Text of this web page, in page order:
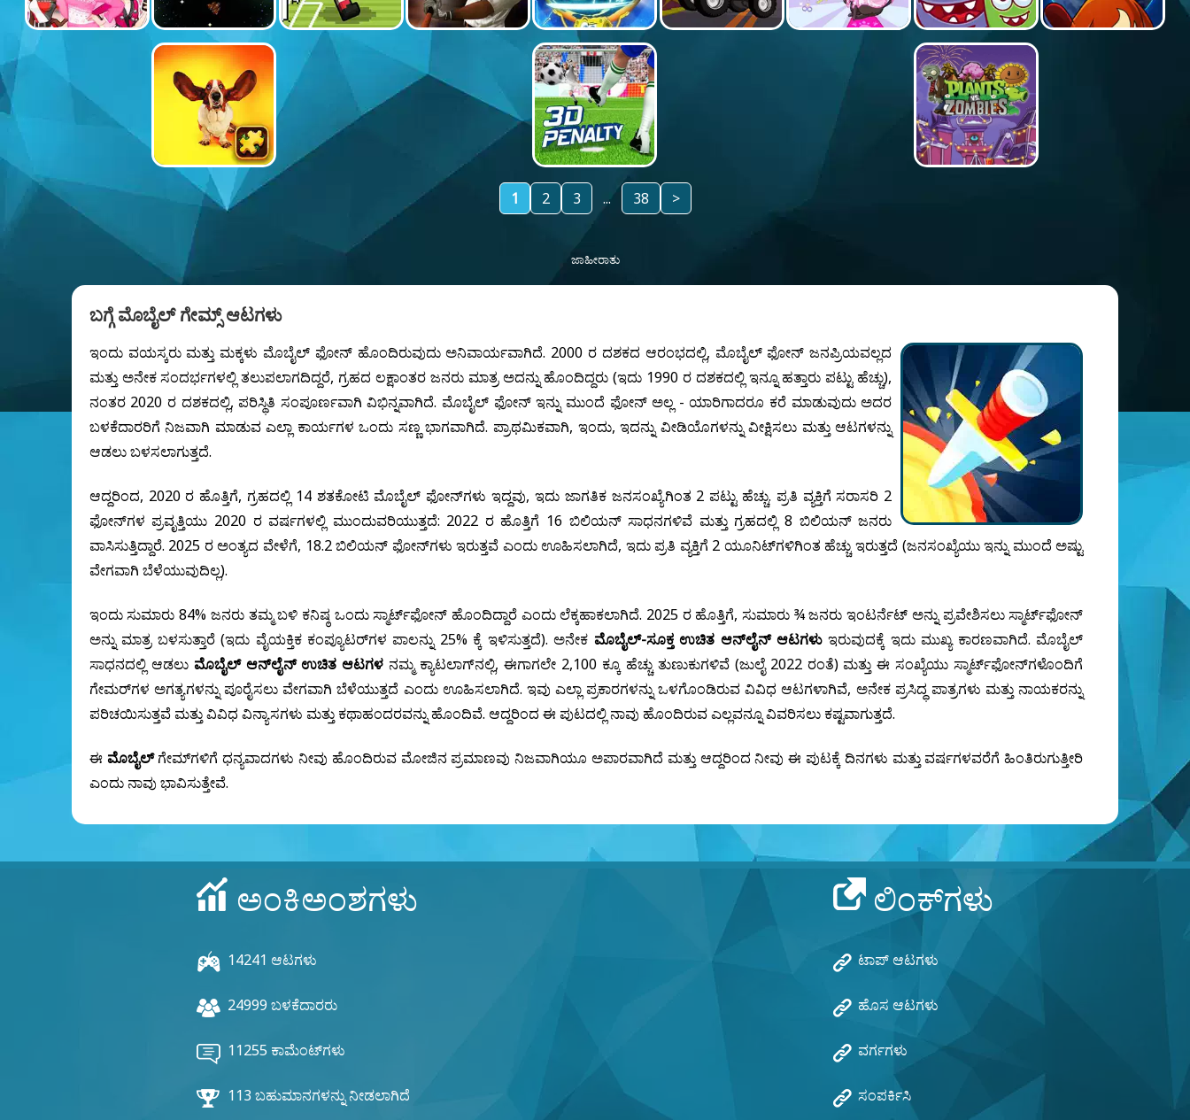
1 2 3 ... 38 >
ಜಾಹೀರಾತು
ಬಗ್ಗೆ ಮೊಬೈಲ್ ಗೇಮ್ಸ್ ಆಟಗಳು
ಇಂದು ವಯಸ್ಕರು ಮತ್ತು ಮಕ್ಕಳು ಮೊಬೈಲ್ ಫೋನ್ ಹೊಂದಿರುವುದು ಅನಿವಾರ್ಯವಾಗಿದೆ. 2000 ರ ದಶಕದ ಆರಂಭದಲ್ಲಿ, ಮೊಬೈಲ್ ಫೋನ್ ಜನಪ್ರಿಯವಲ್ಲದ
ಮತ್ತು ಅನೇಕ ಸಂದರ್ಭಗಳಲ್ಲಿ ತಲುಪಲಾಗದಿದ್ದರೆ, ಗ್ರಹದ ಲಕ್ಷಾಂತರ ಜನರು ಮಾತ್ರ ಅದನ್ನು ಹೊಂದಿದ್ದರು (ಇದು 1990 ರ ದಶಕದಲ್ಲಿ ಇನ್ನೂ ಹತ್ತಾರು ಪಟ್ಟು ಹೆಚ್ಚು),
ನಂತರ 2020 ರ ದಶಕದಲ್ಲಿ, ಪರಿಸ್ಥಿತಿ ಸಂಪೂರ್ಣವಾಗಿ ವಿಭಿನ್ನವಾಗಿದೆ. ಮೊಬೈಲ್ ಫೋನ್ ಇನ್ನು ಮುಂದೆ ಫೋನ್ ಅಲ್ಲ - ಯಾರಿಗಾದರೂ ಕರೆ ಮಾಡುವುದು ಅದರ
ಬಳಕೆದಾರರಿಗೆ ನಿಜವಾಗಿ ಮಾಡುವ ಎಲ್ಲಾ ಕಾರ್ಯಗಳ ಒಂದು ಸಣ್ಣ ಭಾಗವಾಗಿದೆ. ಪ್ರಾಥಮಿಕವಾಗಿ, ಇಂದು, ಇದನ್ನು ವೀಡಿಯೊಗಳನ್ನು ವೀಕ್ಷಿಸಲು ಮತ್ತು ಆಟಗಳನ್ನು
ಆಡಲು ಬಳಸಲಾಗುತ್ತದೆ.
ಆದ್ದರಿಂದ, 2020 ರ ಹೊತ್ತಿಗೆ, ಗ್ರಹದಲ್ಲಿ 14 ಶತಕೋಟಿ ಮೊಬೈಲ್ ಫೋನ್‌ಗಳು ಇದ್ದವು, ಇದು ಜಾಗತಿಕ ಜನಸಂಖ್ಯೆಗಿಂತ 2 ಪಟ್ಟು ಹೆಚ್ಚು. ಪ್ರತಿ ವ್ಯಕ್ತಿಗೆ ಸರಾಸರಿ 2
ಫೋನ್‌ಗಳ ಪ್ರವೃತ್ತಿಯು 2020 ರ ವರ್ಷಗಳಲ್ಲಿ ಮುಂದುವರಿಯುತ್ತದೆ: 2022 ರ ಹೊತ್ತಿಗೆ 16 ಬಿಲಿಯನ್ ಸಾಧನಗಳಿವೆ ಮತ್ತು ಗ್ರಹದಲ್ಲಿ 8 ಬಿಲಿಯನ್ ಜನರು
ವಾಸಿಸುತ್ತಿದ್ದಾರೆ. 2025 ರ ಅಂತ್ಯದ ವೇಳೆಗೆ, 18.2 ಬಿಲಿಯನ್ ಫೋನ್‌ಗಳು ಇರುತ್ತವೆ ಎಂದು ಊಹಿಸಲಾಗಿದೆ, ಇದು ಪ್ರತಿ ವ್ಯಕ್ತಿಗೆ 2 ಯೂನಿಟ್‌ಗಳಿಗಿಂತ ಹೆಚ್ಚು ಇರುತ್ತದೆ (ಜನಸಂಖ್ಯೆಯು ಇನ್ನು ಮುಂದೆ ಅಷ್ಟು
ವೇಗವಾಗಿ ಬೆಳೆಯುವುದಿಲ್ಲ).
ಇಂದು ಸುಮಾರು 84% ಜನರು ತಮ್ಮ ಬಳಿ ಕನಿಷ್ಠ ಒಂದು ಸ್ಮಾರ್ಟ್‌ಫೋನ್ ಹೊಂದಿದ್ದಾರೆ ಎಂದು ಲೆಕ್ಕಹಾಕಲಾಗಿದೆ. 2025 ರ ಹೊತ್ತಿಗೆ, ಸುಮಾರು ¾ ಜನರು ಇಂಟರ್ನೆಟ್ ಅನ್ನು ಪ್ರವೇಶಿಸಲು ಸ್ಮಾರ್ಟ್‌ಫೋನ್
ಅನ್ನು ಮಾತ್ರ ಬಳಸುತ್ತಾರೆ (ಇದು ವೈಯಕ್ತಿಕ ಕಂಪ್ಯೂಟರ್‌ಗಳ ಪಾಲನ್ನು 25% ಕ್ಕೆ ಇಳಿಸುತ್ತದೆ). ಅನೇಕ ಮೊಬೈಲ್-ಸೂಕ್ತ ಉಚಿತ ಆನ್‌ಲೈನ್ ಆಟಗಳುಇರುವುದಕ್ಕೆ ಇದು ಮುಖ್ಯ ಕಾರಣವಾಗಿದೆ. ಮೊಬೈಲ್
ಸಾಧನದಲ್ಲಿ ಆಡಲು ಮೊಬೈಲ್ ಆನ್‌ಲೈನ್ ಉಚಿತ ಆಟಗಳ ನಮ್ಮ ಕ್ಯಾಟಲಾಗ್‌ನಲ್ಲಿ, ಈಗಾಗಲೇ 2,100 ಕ್ಕೂ ಹೆಚ್ಚು ತುಣುಕುಗಳಿವೆ (ಜುಲೈ 2022 ರಂತೆ) ಮತ್ತು ಈ ಸಂಖ್ಯೆಯು ಸ್ಮಾರ್ಟ್‌ಫೋನ್‌ಗಳೊಂದಿಗೆ
ಗೇಮರ್‌ಗಳ ಅಗತ್ಯಗಳನ್ನು ಪೂರೈಸಲು ವೇಗವಾಗಿ ಬೆಳೆಯುತ್ತದೆ ಎಂದು ಊಹಿಸಲಾಗಿದೆ. ಇವು ಎಲ್ಲಾ ಪ್ರಕಾರಗಳನ್ನು ಒಳಗೊಂಡಿರುವ ವಿವಿಧ ಆಟಗಳಾಗಿವೆ, ಅನೇಕ ಪ್ರಸಿದ್ಧ ಪಾತ್ರಗಳು ಮತ್ತು ನಾಯಕರನ್ನು
ಪರಿಚಯಿಸುತ್ತವೆ ಮತ್ತು ವಿವಿಧ ವಿನ್ಯಾಸಗಳು ಮತ್ತು ಕಥಾಹಂದರವನ್ನು ಹೊಂದಿವೆ. ಆದ್ದರಿಂದ ಈ ಪುಟದಲ್ಲಿ ನಾವು ಹೊಂದಿರುವ ಎಲ್ಲವನ್ನೂ ವಿವರಿಸಲು ಕಷ್ಟವಾಗುತ್ತದೆ.
ಈ ಮೊಬೈಲ್ಗೇಮ್‌ಗಳಿಗೆ ಧನ್ಯವಾದಗಳು ನೀವು ಹೊಂದಿರುವ ಮೋಜಿನ ಪ್ರಮಾಣವು ನಿಜವಾಗಿಯೂ ಅಪಾರವಾಗಿದೆ ಮತ್ತು ಆದ್ದರಿಂದ ನೀವು ಈ ಪುಟಕ್ಕೆ ದಿನಗಳು ಮತ್ತು ವರ್ಷಗಳವರೆಗೆ ಹಿಂತಿರುಗುತ್ತೀರಿ
ಎಂದು ನಾವು ಭಾವಿಸುತ್ತೇವೆ.
ಅಂಕಿಅಂಶಗಳು
14241 ಆಟಗಳು
24999 ಬಳಕೆದಾರರು
11255 ಕಾಮೆಂಟ್‌ಗಳು
113 ಬಹುಮಾನಗಳನ್ನು ನೀಡಲಾಗಿದೆ
ಲಿಂಕ್‌ಗಳು
ಟಾಪ್ ಆಟಗಳು
ಹೊಸ ಆಟಗಳು
ವರ್ಗಗಳು
ಸಂಪರ್ಕಿಸಿ